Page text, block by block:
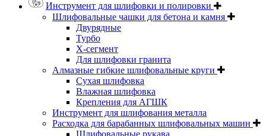
Инструмент для шлифовки и полировки
Шлифовальные чашки для бетона и камня
Двурядные
Турбо
Х-сегмент
Для шлифовки гранита
Алмазные гибкие шлифовальные круги
Cухая шлифовка
Влажная шлифовка
Крепления для АГШК
Инструмент для шлифования металла
Расходка для барабанных шлифовальных машин
Шлифовальные рукава